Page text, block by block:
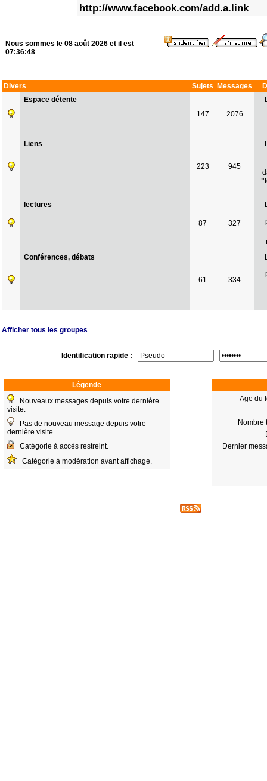
http://www.facebook.com/add.a.link
Nous sommes le 08 août 2026 et il est
07:36:48
Divers Sujets Messages
Espace détente
147
2076
Liens
223 945
lectures
87 327
Conférences, débats
61 334
Afficher tous les groupes
Identification rapide :
Légende
Nouveaux messages depuis votre dernière
visite.
Pas de nouveau message depuis votre
dernière visite.
Catégorie à accès restreint.
Catégorie à modération avant affichage.
Age du
Nombre
Dernier